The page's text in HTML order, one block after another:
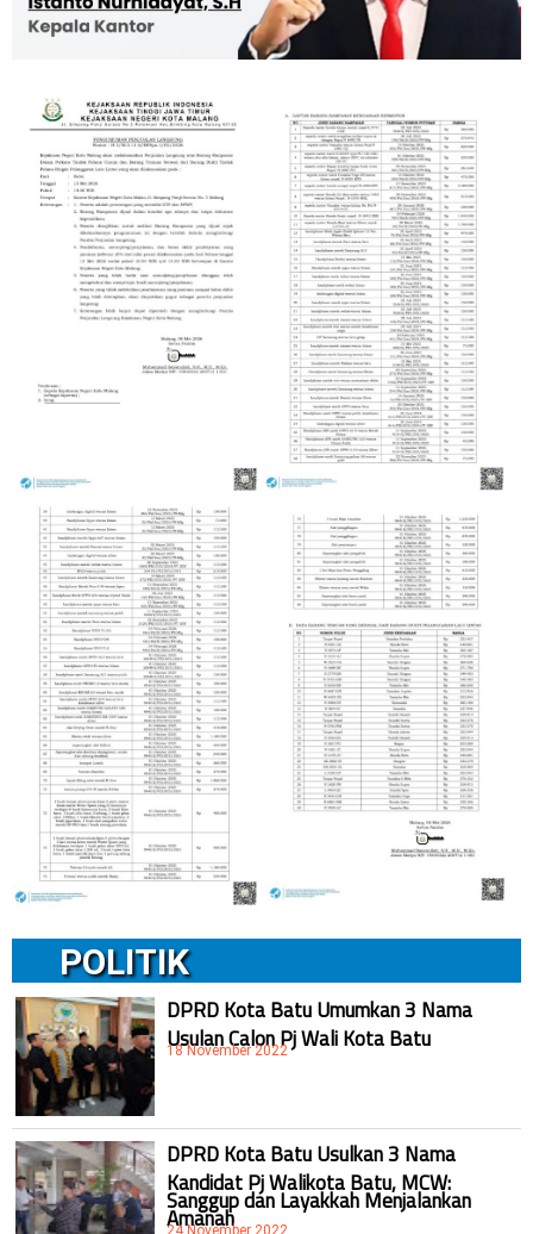
POLITIK
DPRD Kota Batu Umumkan 3 Nama
Usulan Calon Pj Wali Kota Batu
18 November 2022
DPRD Kota Batu Usulkan 3 Nama
Kandidat Pj Walikota Batu, MCW:
Sanggup dan Layakkah Menjalankan
Amanah
24 November 2022